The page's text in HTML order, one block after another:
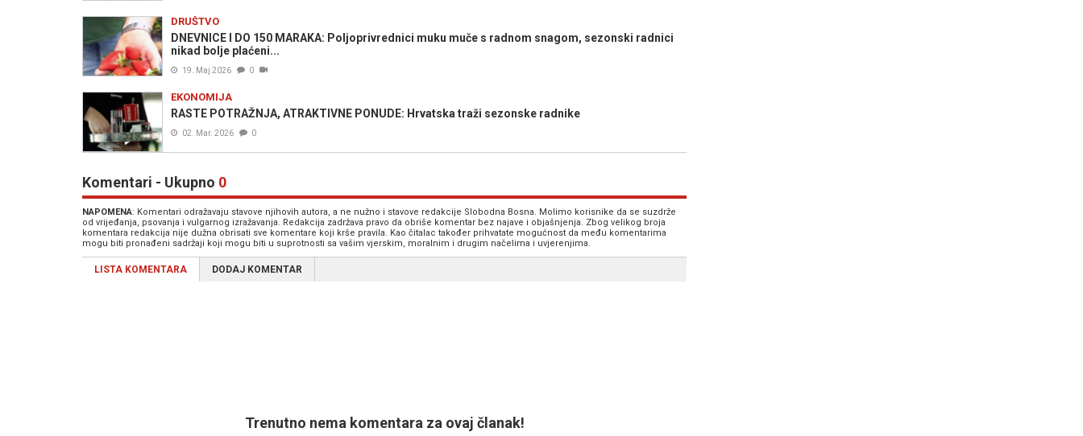
DRUŠTVO
DNEVNICE I DO 150 MARAKA: Poljoprivrednici muku muče s radnom snagom, sezonski radnici
nikad bolje plaćeni...
19. Maj 2026 0
EKONOMIJA
RASTE POTRAŽNJA, ATRAKTIVNE PONUDE: Hrvatska traži sezonske radnike
02. Mar. 2026 0
Komentari - Ukupno 0
NAPOMENA: Komentari odražavaju stavove njihovih autora, a ne nužno i stavove redakcije Slobodna Bosna. Molimo korisnike da se suzdrže
od vrijeđanja, psovanja i vulgarnog izražavanja. Redakcija zadržava pravo da obriše komentar bez najave i objašnjenja. Zbog velikog broja
komentara redakcija nije dužna obrisati sve komentare koji krše pravila. Kao čitalac također prihvatate mogućnost da među komentarima
mogu biti pronađeni sadržaji koji mogu biti u suprotnosti sa vašim vjerskim, moralnim i drugim načelima i uvjerenjima.
LISTA KOMENTARA DODAJ KOMENTAR
Trenutno nema komentara za ovaj članak!